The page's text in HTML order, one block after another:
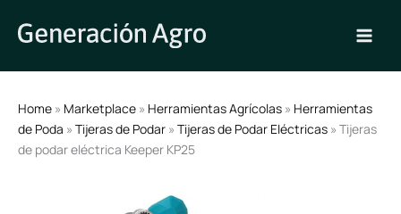
Home » Marketplace » Herramientas Agrícolas » Herramientas
de Poda » Tijeras de Podar » Tijeras de Podar Eléctricas » Tijeras
de podar eléctrica Keeper KP25